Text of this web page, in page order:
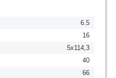
6.5
16
5x114,3
40
66